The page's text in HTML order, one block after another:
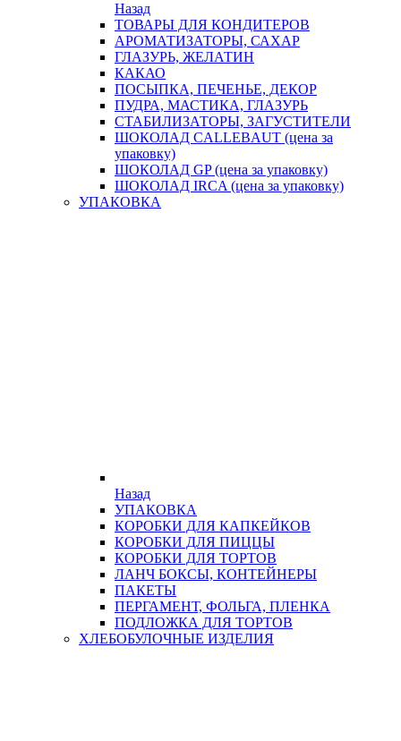
Назад
ТОВАРЫ ДЛЯ КОНДИТЕРОВ
АРОМАТИЗАТОРЫ, САХАР
ГЛАЗУРЬ, ЖЕЛАТИН
КАКАО
ПОСЫПКА, ПЕЧЕНЬЕ, ДЕКОР
ПУДРА, МАСТИКА, ГЛАЗУРЬ
СТАБИЛИЗАТОРЫ, ЗАГУСТИТЕЛИ
ШОКОЛАД CALLEBAUT (цена за
упаковку)
ШОКОЛАД GP (цена за упаковку)
ШОКОЛАД IRCA (цена за упаковку)
УПАКОВКА
Назад
УПАКОВКА
КОРОБКИ ДЛЯ КАПКЕЙКОВ
КОРОБКИ ДЛЯ ПИЦЦЫ
КОРОБКИ ДЛЯ ТОРТОВ
ЛАНЧ БОКСЫ, КОНТЕЙНЕРЫ
ПАКЕТЫ
ПЕРГАМЕНТ, ФОЛЬГА, ПЛЕНКА
ПОДЛОЖКА ДЛЯ ТОРТОВ
ХЛЕБОБУЛОЧНЫЕ ИЗДЕЛИЯ